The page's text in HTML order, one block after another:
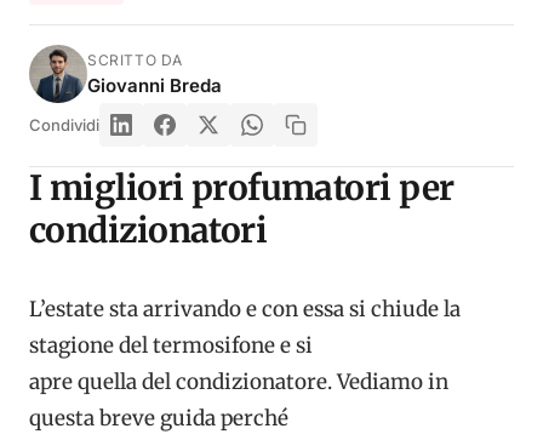
SCRITTO DA
Giovanni Breda
Condividi
I migliori profumatori per
condizionatori
L’estate sta arrivando e con essa si chiude la
stagione del termosifone e si
apre quella del condizionatore. Vediamo in
questa breve guida perché